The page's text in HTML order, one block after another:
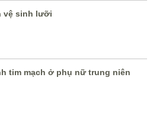
vệ sinh lưỡi
tim mạch ở phụ nữ trung niên